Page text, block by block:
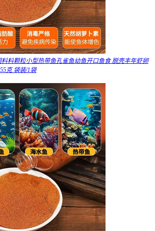
料颗粒小型热带鱼孔雀鱼幼鱼开口鱼食 脱壳丰年虾卵
克 袋装/1袋